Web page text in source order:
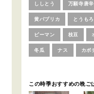
ししとう 万願寺唐
黄パプリカ とうも
ピーマン 枝豆
冬瓜 ナス カボ
この時季おすすめの晩ご